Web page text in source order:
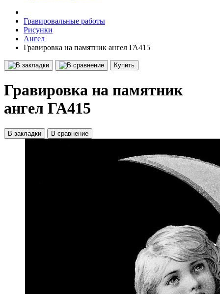
Гравировальные работы
Рисунки
Ангел
Гравировка на памятник ангел ГА415
Купить
Гравировка на памятник
ангел ГА415
В закладки В сравнение